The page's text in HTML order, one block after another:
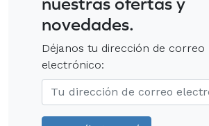
novedades.
Déjanos tu dirección de correo
electrónico: